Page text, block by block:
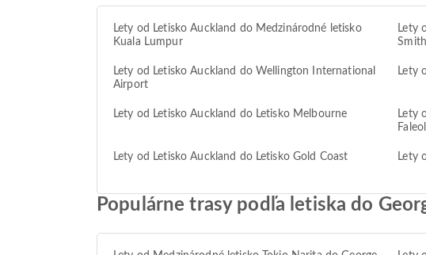
Lety od Letisko Auckland do Medzinárodné letisko
Kuala Lumpur
Lety
Smith
Lety od Letisko Auckland do Wellington International
Airport
Lety
Lety od Letisko Auckland do Letisko Melbourne
Lety
Lety od Letisko Auckland do Letisko Gold Coast Lety
Populárne trasy podľa letiska do